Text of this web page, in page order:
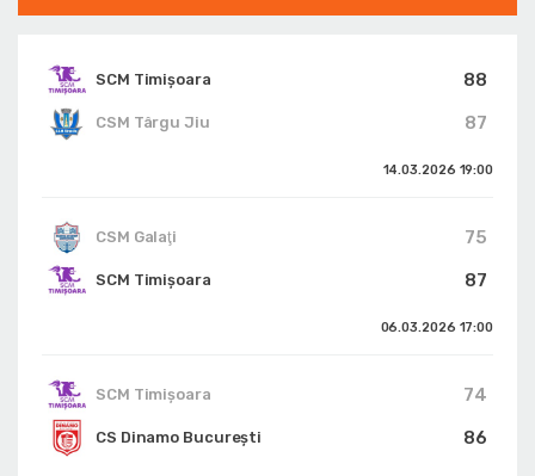
SCM Timișoara
88
87
CSM Târgu Jiu
14.03.2026 19:00
CSM Galaţi
75
87
SCM Timișoara
06.03.2026 17:00
SCM Timișoara
74
86
CS Dinamo Bucureşti